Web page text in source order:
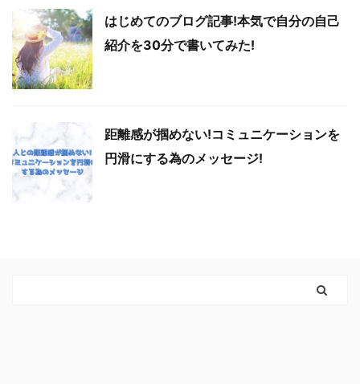
はじめてのブログ記事!本気で自分の自己
紹介を30分で書いてみた!
距離感が掴めない!コミュニケーションを
円滑にする為のメッセージ!